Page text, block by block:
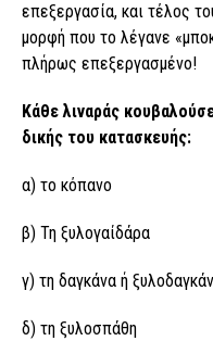
επεξεργασία, και τέλος
μορφή που το λέγανε
πλήρως επεξεργασμένο!
Κάθε λιναράς
δικής του κατασκευής:
α) το κόπανο
β) Τη ξυλογαίδάρα
γ) τη δαγκάνα ή
δ) τη ξυλοσπάθη